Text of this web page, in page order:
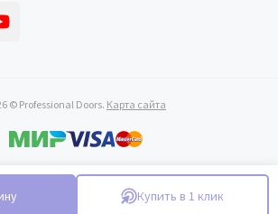
Купить в 1 клик
© Professional Doors. Карта сайта